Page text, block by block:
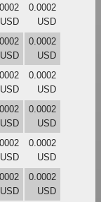
USD
0.0002
USD
USD
0.0002
USD
USD
0.0002
USD
USD
0.0002
USD
USD
0.0002
USD
USD
0.0002
USD